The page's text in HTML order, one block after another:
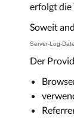
erfolgt die
Soweit
Server-Log-
Der